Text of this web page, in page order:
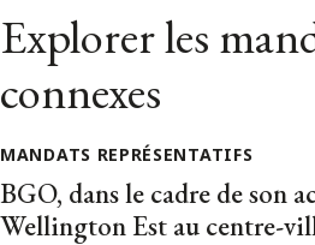
Explorer les
connexes
MANDATS REPRÉSENTATIFS
BGO, dans le cadre de son
Wellington Est au centre-